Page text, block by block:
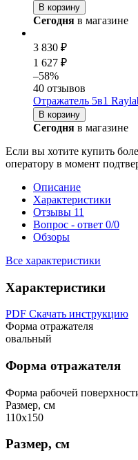
В корзину
Сегодня в магазине
3 830 ₽
1 627 ₽
–58%
40 отзывов
Отражатель 5в1
В корзину
Сегодня в магазине
Если вы хотите купить
оператору в момент
Описание
Характеристики
Отзывы 11
Вопрос - ответ 0/0
Обзоры
Все характеристики
Характеристики
PDF Скачать инструкцию
Форма отражателя
овальный
Форма отражателя
Форма рабочей
Размер, см
110х150
Размер, см